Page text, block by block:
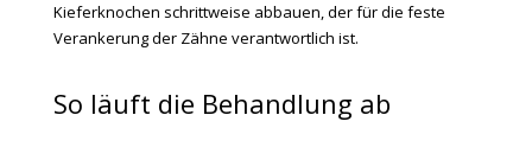
Kieferknochen schrittweise abbauen, der für die feste
Verankerung der Zähne verantwortlich ist.
So läuft die Behandlung ab